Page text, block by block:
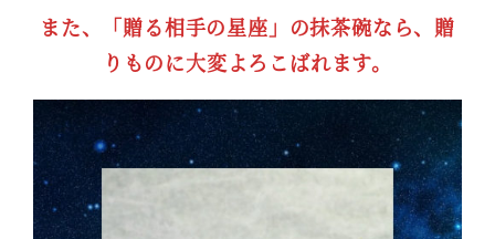
また、「贈る相手の星座」の抹茶碗なら、贈
りものに大変よろこばれます。